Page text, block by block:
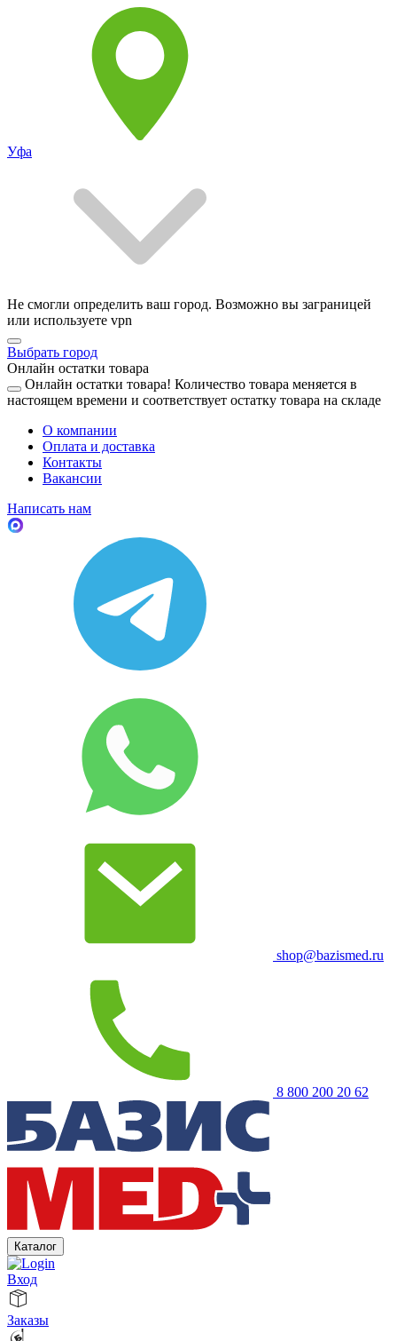
Уфа
Не смогли определить ваш город. Возможно вы заграницей
или используете vpn
Выбрать город
Онлайн остатки товара
Онлайн остатки товара! Количество товара меняется в
настоящем времени и соответствует остатку товара на складе
О компании
Оплата и доставка
Контакты
Вакансии
Написать нам
shop@bazismed.ru
8 800 200 20 62
Каталог
Вход
Заказы